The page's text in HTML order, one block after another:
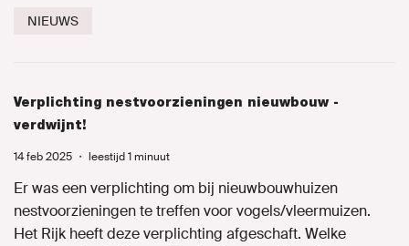
NIEUWS
Verplichting nestvoorzieningen nieuwbouw -
verdwijnt!
14 feb 2025 ・ leestijd 1 minuut
Er was een verplichting om bij nieuwbouwhuizen
nestvoorzieningen te treffen voor vogels/vleermuizen.
Het Rijk heeft deze verplichting afgeschaft. Welke